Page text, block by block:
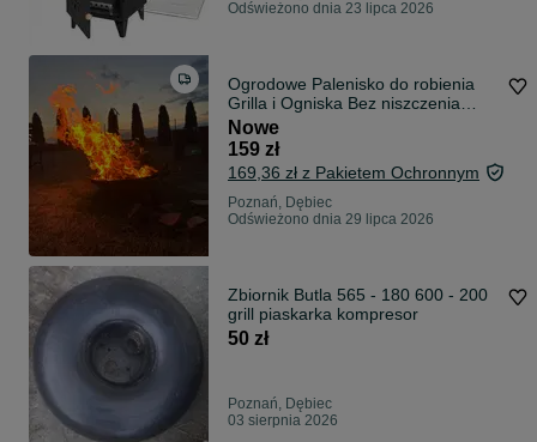
Odświeżono dnia 23 lipca 2026
Ogrodowe Palenisko do robienia
Grilla i Ogniska Bez niszczenia
trawy 60cm
Nowe
159 zł
169,36 zł z Pakietem Ochronnym
Poznań, Dębiec
Odświeżono dnia 29 lipca 2026
Zbiornik Butla 565 - 180 600 - 200
grill piaskarka kompresor
50 zł
Poznań, Dębiec
03 sierpnia 2026